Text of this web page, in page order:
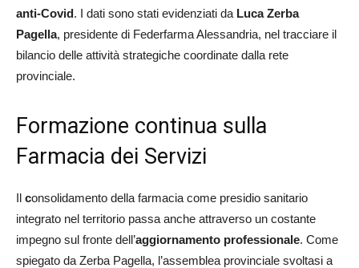
anti-Covid. I dati sono stati evidenziati da Luca Zerba
Pagella, presidente di Federfarma Alessandria, nel tracciare il
bilancio delle attività strategiche coordinate dalla rete
provinciale.
Formazione continua sulla
Farmacia dei Servizi
Il consolidamento della farmacia come presidio sanitario
integrato nel territorio passa anche attraverso un costante
impegno sul fronte dell’aggiornamento professionale. Come
spiegato da Zerba Pagella, l’assemblea provinciale svoltasi a